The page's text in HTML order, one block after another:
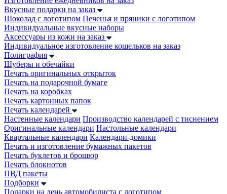
Вкусные подарки на заказ
Шоколад с логотипом Печенья и пряники с логотипом
Индивидуальные вкусные наборы
Аксессуары из кожи на заказ
Индивидуальное изготовление кошельков на заказ
Полиграфия
Шуберы и обечайки
Печать оригинальных открыток
Печать на подарочной бумаге
Печать на коробках
Печать картонных папок
Печать календарей
Настенные календари Производство календарей с тиснением
Оригинальные календари Настольные календари
Квартальные календари Календари-домики
Печать и изготовление бумажных пакетов
Печать буклетов и брошюр
Печать блокнотов
ПВД пакеты
Подборки
Подарки на день автомобилиста с логотипом